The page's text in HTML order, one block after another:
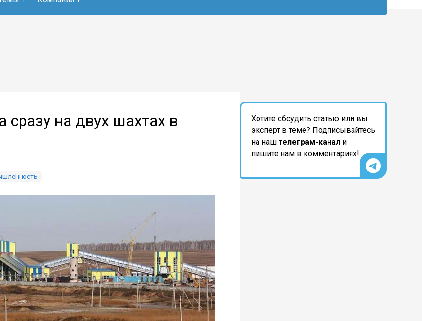
сразу на двух шахтах в
Хотите обсудить статью или вы
эксперт в теме? Подписывайтесь
на наш телеграм-канал и
пишите нам в комментариях!